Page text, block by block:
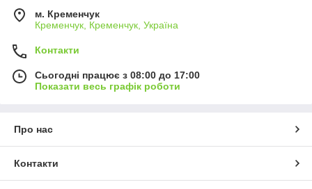
м. Кременчук
Кременчук, Кременчук, Україна
Контакти
Сьогодні працює з 08:00 до 17:00
Показати весь графік роботи
Про нас
Контакти